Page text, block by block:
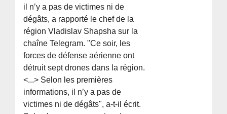
il n’y a pas de victimes ni de
dégâts, a rapporté le chef de la
région Vladislav Shapsha sur la
chaîne Telegram. "Ce soir, les
forces de défense aérienne ont
détruit sept drones dans la région.
<...> Selon les premières
informations, il n’y a pas de
victimes ni de dégâts", a-t-il écrit.